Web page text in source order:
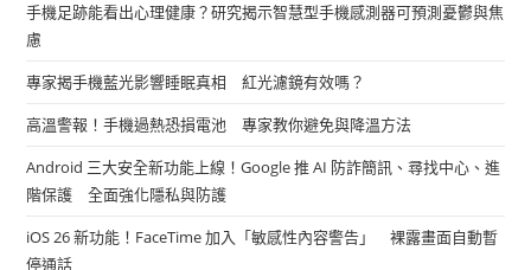
手機足跡能看出心理健康？研究揭示智慧型手機感測器可預測憂鬱與焦
慮
專家揭手機藍光影響睡眠真相 紅光濾鏡有效嗎？
高溫警報！手機過熱恐損電池 專家教你避免與降溫方法
Android 三大安全新功能上線！Google 推 AI 防詐簡訊、尋找中心、進
階保護 全面強化隱私與防護
iOS 26 新功能！FaceTime 加入「敏感性內容警告」 裸露畫面自動暫
停通話